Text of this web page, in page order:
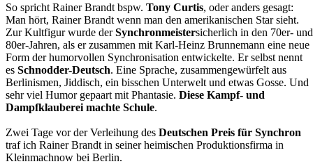
So spricht Rainer Brandt bspw. Tony Curtis, oder anders gesagt:
Man hört, Rainer Brandt wenn man den amerikanischen Star sieht.
Zur Kultfigur wurde derSynchronmeistersicherlich in den 70er- und
80er-Jahren, als er zusammen mit Karl-Heinz Brunnemann eine neue
Form der humorvollen Synchronisation entwickelte. Er selbst nennt
es Schnodder-Deutsch. Eine Sprache, zusammengewürfelt aus
Berlinismen, Jiddisch, ein bisschen Unterwelt und etwas Gosse. Und
sehr viel Humor gepaart mit Phantasie. Diese Kampf- und
Dampfklauberei machte Schule.
Zwei Tage vor der Verleihung des Deutschen Preis für Synchron
traf ich Rainer Brandt in seiner heimischen Produktionsfirma in
Kleinmachnow bei Berlin.